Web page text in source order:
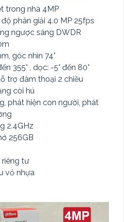
trong nhà 4MP
phân giải 4.0 MP 25fps
ngược sáng DWDR
góc nhìn 74°
355° , dọc: -5° đến 80°
trợ đàm thoại 2 chiều
còi hú
phát hiện con người, phát
2.4GHz
256GB
riêng tư
vỏ nhựa